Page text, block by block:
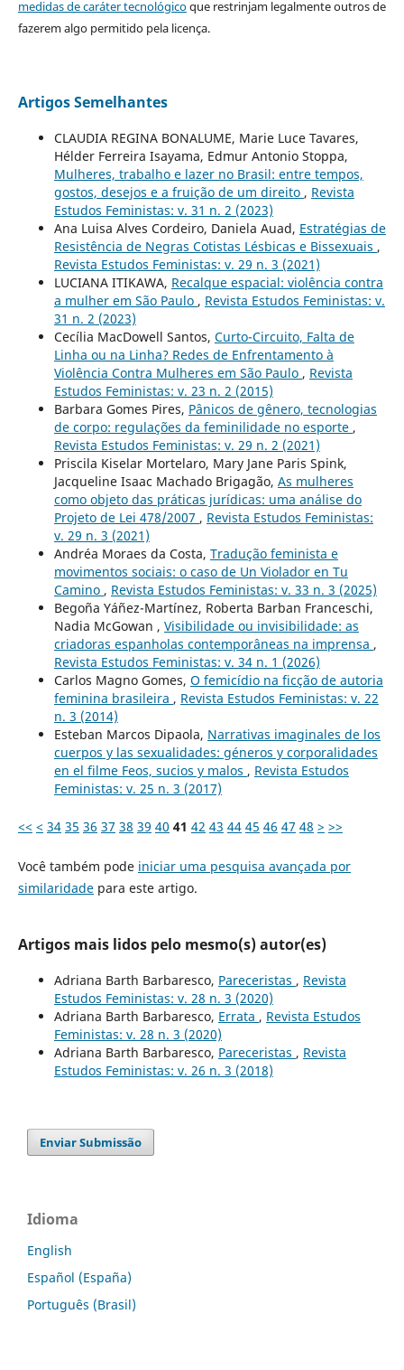
medidas de caráter tecnológicoque restrinjam legalmente outros de
fazerem algo permitido pela licença.
Artigos Semelhantes
CLAUDIA REGINA BONALUME, Marie Luce Tavares,
Hélder Ferreira Isayama, Edmur Antonio Stoppa,
Mulheres, trabalho e lazer no Brasil: entre tempos,
gostos, desejos e a fruição de um direito , Revista
Estudos Feministas: v. 31 n. 2 (2023)
Ana Luisa Alves Cordeiro, Daniela Auad, Estratégias de
Resistência de Negras Cotistas Lésbicas e Bissexuais ,
Revista Estudos Feministas: v. 29 n. 3 (2021)
LUCIANA ITIKAWA, Recalque espacial: violência contra
a mulher em São Paulo , Revista Estudos Feministas: v.
31 n. 2 (2023)
Cecília MacDowell Santos, Curto-Circuito, Falta de
Linha ou na Linha? Redes de Enfrentamento à
Violência Contra Mulheres em São Paulo , Revista
Estudos Feministas: v. 23 n. 2 (2015)
Barbara Gomes Pires, Pânicos de gênero, tecnologias
de corpo: regulações da feminilidade no esporte ,
Revista Estudos Feministas: v. 29 n. 2 (2021)
Priscila Kiselar Mortelaro, Mary Jane Paris Spink,
Jacqueline Isaac Machado Brigagão, As mulheres
como objeto das práticas jurídicas: uma análise do
Projeto de Lei 478/2007 , Revista Estudos Feministas:
v. 29 n. 3 (2021)
Andréa Moraes da Costa, Tradução feminista e
movimentos sociais: o caso de Un Violador en Tu
Camino , Revista Estudos Feministas: v. 33 n. 3 (2025)
Begoña Yáñez-Martínez, Roberta Barban Franceschi,
Nadia McGowan , Visibilidade ou invisibilidade: as
criadoras espanholas contemporâneas na imprensa ,
Revista Estudos Feministas: v. 34 n. 1 (2026)
Carlos Magno Gomes, O femicídio na ficção de autoria
feminina brasileira , Revista Estudos Feministas: v. 22
n. 3 (2014)
Esteban Marcos Dipaola, Narrativas imaginales de los
cuerpos y las sexualidades: géneros y corporalidades
en el filme Feos, sucios y malos , Revista Estudos
Feministas: v. 25 n. 3 (2017)
<< < 34 35 36 37 38 39 40 41 42 43 44 45 46 47 48 > >>
Você também pode iniciar uma pesquisa avançada por
similaridadepara este artigo.
Artigos mais lidos pelo mesmo(s) autor(es)
Adriana Barth Barbaresco, Pareceristas , Revista
Estudos Feministas: v. 28 n. 3 (2020)
Adriana Barth Barbaresco, Errata , Revista Estudos
Feministas: v. 28 n. 3 (2020)
Adriana Barth Barbaresco, Pareceristas , Revista
Estudos Feministas: v. 26 n. 3 (2018)
Enviar Submissão
Idioma
English
Español (España)
Português (Brasil)